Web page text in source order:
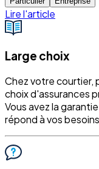
Lire l'article
Large choix
Chez votre courtier,
choix d'assurances
Vous avez la
répond à vos